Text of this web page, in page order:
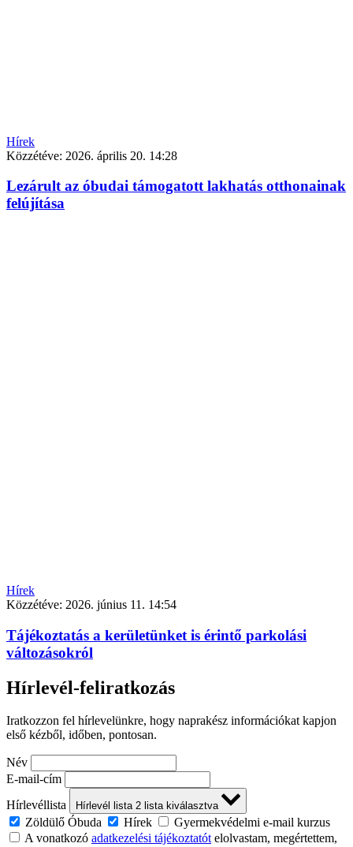
Hírek
Közzétéve: 2026. április 20. 14:28
Lezárult az óbudai támogatott lakhatás otthonainak
felújítása
Hírek
Közzétéve: 2026. június 11. 14:54
Tájékoztatás a kerületünket is érintő parkolási
változásokról
Hírlevél-feliratkozás
Iratkozzon fel hírlevelünkre, hogy naprakész információkat kapjon
első kézből, időben, pontosan.
Név
E-mail-cím
Hírlevéllista
Hírlevél lista 2 lista kiválasztva
Zöldülő Óbuda Hírek
Gyermekvédelmi e-mail kurzus
A vonatkozó adatkezelési tájékoztatótelolvastam, megértettem,